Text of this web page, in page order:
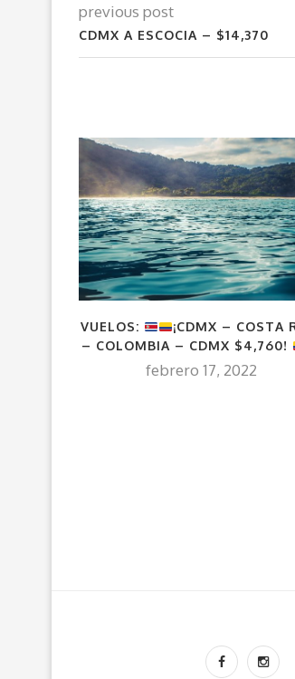
previous post
CDMX A ESCOCIA – $14,370
VUELOS:
¡CDMX – COSTA
– COLOMBIA – CDMX $4,760!
febrero 17, 2022